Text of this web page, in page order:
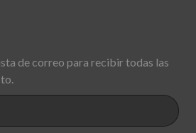
de correo para recibir todas las